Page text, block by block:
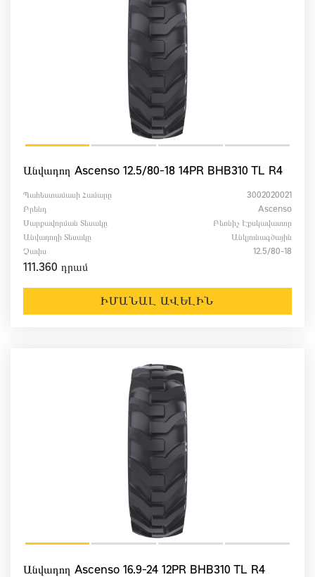
Անվադող Ascenso 12.5/80-18 14PR BHB310 TL R4
Պահեստամասի Համարը
3002020021
Բրենդ
Ascenso
Սարքավորման Տեսակը
Բեռնիչ Էքսկավատոր
Անվադողի Տեսակը
Անկյունագծային
Չափս
12.5/80-18
111.360 դրամ
ԻՄԱՆԱԼ ԱՎԵԼԻՆ
Անվադող Ascenso 16.9-24 12PR BHB310 TL R4